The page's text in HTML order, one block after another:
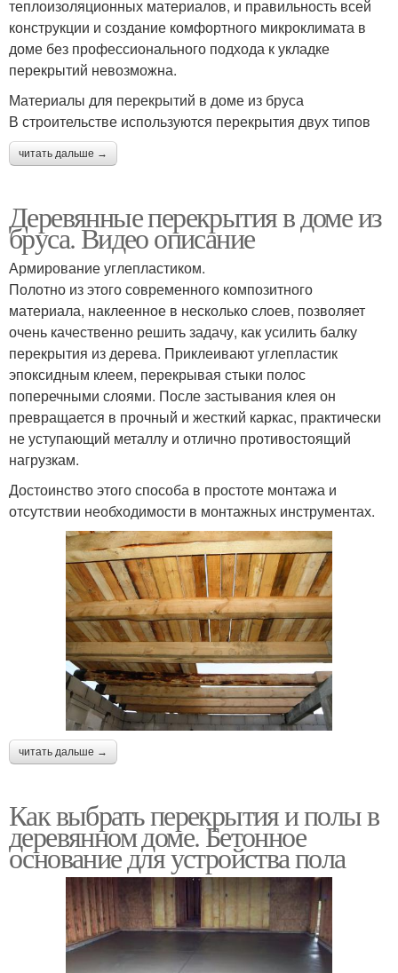
теплоизоляционных материалов, и правильность всей
конструкции и создание комфортного микроклимата в
доме без профессионального подхода к укладке
перекрытий невозможна.
Материалы для перекрытий в доме из бруса
В строительстве используются перекрытия двух типов
читать дальше →
Деревянные перекрытия в доме из
бруса. Видео описание
Армирование углепластиком.
Полотно из этого современного композитного
материала, наклеенное в несколько слоев, позволяет
очень качественно решить задачу, как усилить балку
перекрытия из дерева. Приклеивают углепластик
эпоксидным клеем, перекрывая стыки полос
поперечными слоями. После застывания клея он
превращается в прочный и жесткий каркас, практически
не уступающий металлу и отлично противостоящий
нагрузкам.
Достоинство этого способа в простоте монтажа и
отсутствии необходимости в монтажных инструментах.
читать дальше →
Как выбрать перекрытия и полы в
деревянном доме. Бетонное
основание для устройства пола